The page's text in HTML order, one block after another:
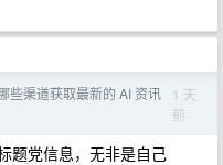
些渠道获取最新的 AI 资讯
1 天
前
题党信息，无非是自己